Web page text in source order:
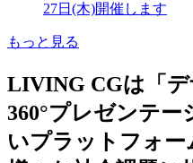
27日(木)開催します
もっと見る
LIVING CGは「デ
360°プレゼンテ
いプラットフォー